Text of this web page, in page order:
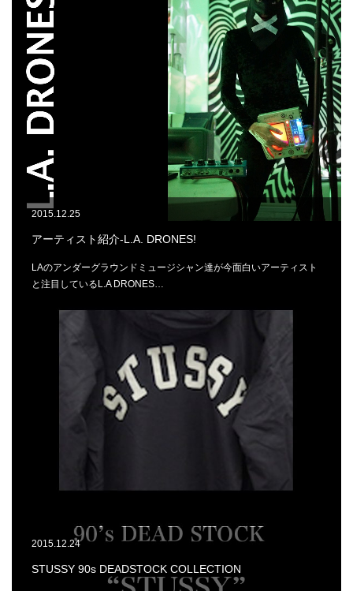
2015.12.25
アーティスト紹介-L.A. DRONES!
LAのアンダーグラウンドミュージシャン達が今面白いアーティスト
と注目しているL.A DRONES…
2015.12.24
STUSSY 90s DEADSTOCK COLLECTION